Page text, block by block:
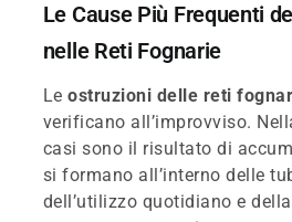
Le Cause Più Frequenti
nelle Reti Fognarie
Leostruzioni delle reti
verificano all’improvviso.
casi sono il risultato di
si formano all’interno delle
dell’utilizzo quotidiano e